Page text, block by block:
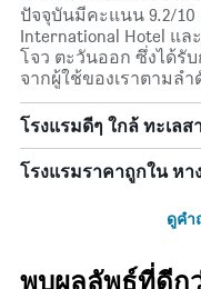
ปัจจุบันมีคะแนน 9.2/
International Hotel แ
โจว ตะวันออก ซึ่งได้รั
จากผู้ใช้ของเราตามลำ
โรงแรมดีๆ ใกล้ ทะเล
โรงแรมราคาถูกใน หา
ดูคำ
พบผลลัพธ์ที่ดีก